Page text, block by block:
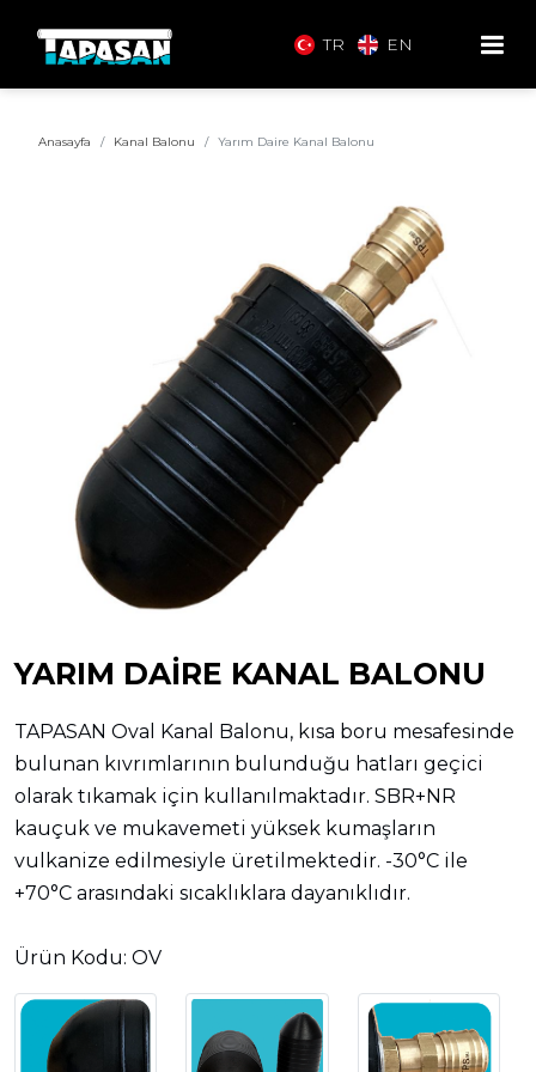
TR EN
Anasayfa Kanal Balonu Yarım Daire Kanal Balonu
YARIM DAIRE KANAL BALONU
TAPASAN Oval Kanal Balonu, kısa boru mesafesinde
bulunan kıvrımlarının bulunduğu hatları geçici
olarak tıkamak için kullanılmaktadır. SBR+NR
kauçuk ve mukavemeti yüksek kumaşların
vulkanize edilmesiyle üretilmektedir. -30°C ile
+70°C arasındaki sıcaklıklara dayanıklıdır.
Ürün Kodu: OV